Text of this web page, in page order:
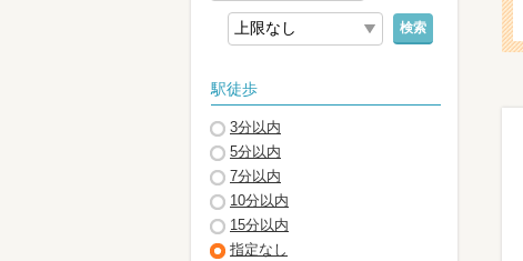
検索
駅徒歩
3分以内
5分以内
7分以内
10分以内
15分以内
指定なし